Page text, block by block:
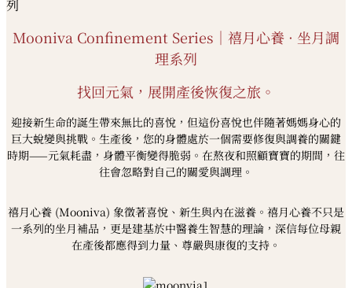
Mooniva Confinement Series｜禧月心養 · 坐月調
理系列
找回元氣，展開產後恢復之旅。
迎接新生命的誕生帶來無比的喜悅，但這份喜悅也伴隨著媽媽身心的
巨大蛻變與挑戰。生產後，您的身體處於一個需要修復與調養的關鍵
時期——元氣耗盡，身體平衡變得脆弱。在熬夜和照顧寶寶的期間，往
往會忽略對自己的關愛與調理。
禧月心養 (Mooniva) 象徵著喜悅、新生與內在滋養。禧月心養不只是
一系列的坐月補品，更是建基於中醫養生智慧的理論，深信每位母親
在產後都應得到力量、尊嚴與康復的支持。